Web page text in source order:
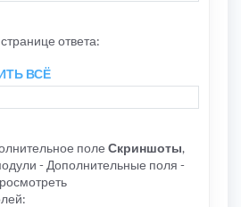
ответа:
ВСЁ
поле Скриншоты,
- Дополнительные поля -